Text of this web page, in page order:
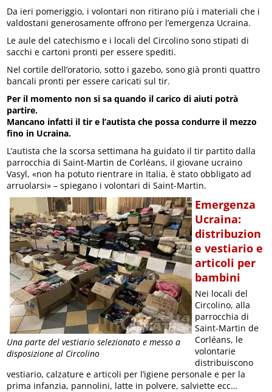
Da ieri pomeriggio, i volontari non ritirano più i materiali che i
valdostani generosamente offrono per l’emergenza Ucraina.
Le aule del catechismo e i locali del Circolino sono stipati di
sacchi e cartoni pronti per essere spediti.
Nel cortile dell’oratorio, sotto i gazebo, sono già pronti quattro
bancali pronti per essere caricati sul tir.
Per il momento non si sa quando il carico di aiuti potrà
partire.
Mancano infatti il tir e l’autista che possa condurre il mezzo
fino in Ucraina.
L’autista che la scorsa settimana ha guidato il tir partito dalla
parrocchia di Saint-Martin de Corléans, il giovane ucraino
Vasyl, «non ha potuto rientrare in Italia, è stato obbligato ad
arruolarsi» – spiegano i volontari di Saint-Martin.
Una parte del vestiario selezionato e messo a
disposizione al Circolino
Emergenza
Ucraina:
distribuzion
e vestiario e
articoli per
bambini
Nei locali del
Circolino, alla
parrocchia di
Saint-Martin de
Corléans, le
volontarie
distribuiscono
vestiario, calzature e articoli per l’igiene personale e per la
prima infanzia, pannolini, latte in polvere, salviette ecc…